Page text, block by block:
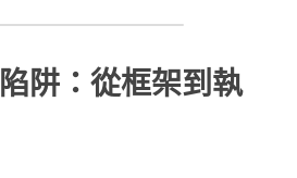
阱：從框架到執